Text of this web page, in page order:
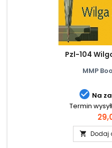
Pzl-104
MMP
 Na
Termin
 Dodaj